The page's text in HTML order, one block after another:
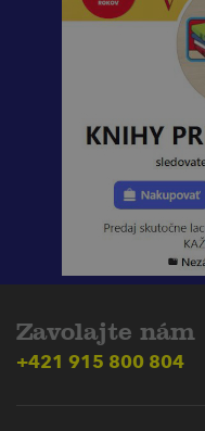
Zavolajte nám
+421 915 800 804